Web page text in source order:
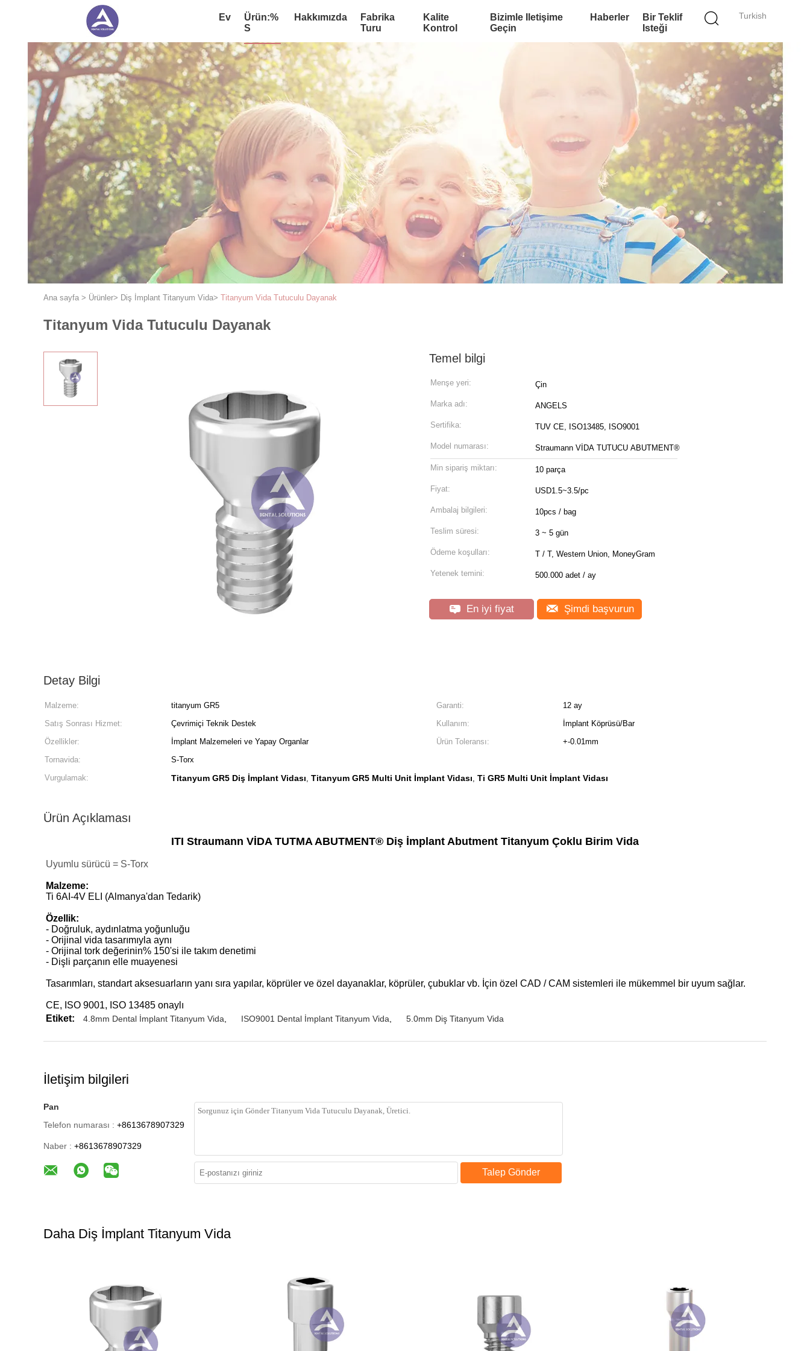
Turkish
Ev
Ürün:%
S
Hakkımızda
Fabrika
Turu
Kalite
Kontrol
Bizimle Iletişime
Geçin
Haberler
Bir Teklif
Isteği
Ana sayfa > Ürünler> Diş İmplant Titanyum Vida> Titanyum Vida Tutuculu Dayanak
Titanyum Vida Tutuculu Dayanak
Temel bilgi
Menşe yeri: Çin
Marka adı: ANGELS
Sertifika: TUV CE, ISO13485, ISO9001
Model numarası: Straumann VİDA TUTUCU ABUTMENT®
Min sipariş miktarı: 10 parça
Fiyat: USD1.5~3.5/pc
Ambalaj bilgileri: 10pcs / bag
Teslim süresi: 3 ~ 5 gün
Ödeme koşulları: T / T, Western Union, MoneyGram
Yetenek temini: 500.000 adet / ay
En iyi fiyat Şimdi başvurun
Detay Bilgi
Malzeme: titanyum GR5 Garanti:
12 ay
Satış Sonrası Hizmet:
Çevrimiçi Teknik Destek Kullanım:
İmplant Köprüsü/Bar
Özellikler:
İmplant Malzemeleri ve Yapay Organlar Ürün Toleransı:
+-0.01mm
Tornavida:
S-Torx
Vurgulamak:
Titanyum GR5 Diş İmplant Vidası, Titanyum GR5 Multi Unit İmplant Vidası, Ti GR5 Multi Unit İmplant Vidası
Ürün Açıklaması
ITI Straumann VİDA TUTMA ABUTMENT® Diş İmplant Abutment Titanyum Çoklu Birim Vida
Uyumlu sürücü = S-Torx
Malzeme:
Ti 6AI-4V ELI (Almanya'dan Tedarik)
Özellik:
- Doğruluk, aydınlatma yoğunluğu
- Orijinal vida tasarımıyla aynı
- Orijinal tork değerinin% 150'si ile takım denetimi
- Dişli parçanın elle muayenesi
Tasarımları, standart aksesuarların yanı sıra yapılar, köprüler ve özel dayanaklar, köprüler, çubuklar vb. İçin özel CAD / CAM sistemleri ile mükemmel bir uyum sağlar.
CE, ISO 9001, ISO 13485 onaylı
Etiket:
4.8mm Dental İmplant Titanyum Vida ISO9001 Dental İmplant Titanyum Vida 5.0mm Diş Titanyum Vida
İletişim bilgileri
Pan
Telefon numarası : +8613678907329
Naber : +8613678907329
Talep Gönder
Daha Diş İmplant Titanyum Vida